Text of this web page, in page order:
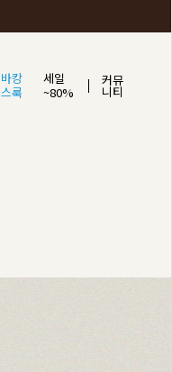
바캉
스룩
세일
~80%
커뮤
니티